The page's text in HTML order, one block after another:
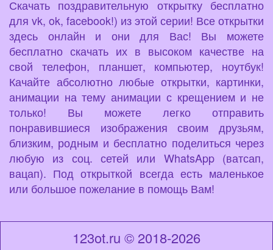
Скачать поздравительную открытку бесплатно
для vk, ok, facebook!) из этой серии! Все открытки
здесь онлайн и они для Вас! Вы можете
бесплатно скачать их в высоком качестве на
свой телефон, планшет, компьютер, ноутбук!
Качайте абсолютно любые открытки, картинки,
анимации на тему анимации с крещением и не
только! Вы можете легко отправить
понравившиеся изображения своим друзьям,
близким, родным и бесплатно поделиться через
любую из соц. сетей или WhatsApp (ватсап,
вацап). Под открыткой всегда есть маленькое
или большое пожелание в помощь Вам!
123ot.ru © 2018-2026